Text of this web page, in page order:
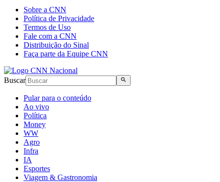
Sobre a CNN
Política de Privacidade
Termos de Uso
Fale com a CNN
Distribuição do Sinal
Faça parte da Equipe CNN
Buscar
Pular para o conteúdo
Ao vivo
Política
Money
WW
Agro
Infra
IA
Esportes
Viagem & Gastronomia